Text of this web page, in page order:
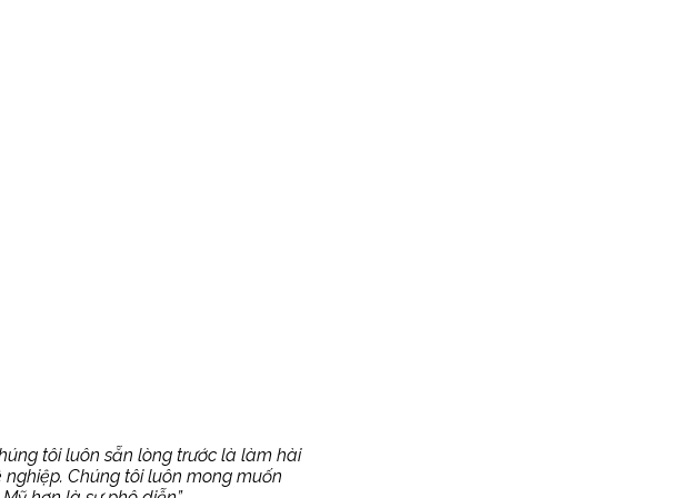
tôi luôn sẵn lòng trước là làm hài
Chúng tôi luôn mong muốn